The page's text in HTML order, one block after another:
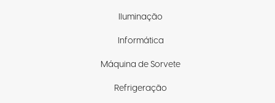
Iluminação
Informática
Máquina de Sorvete
Refrigeração